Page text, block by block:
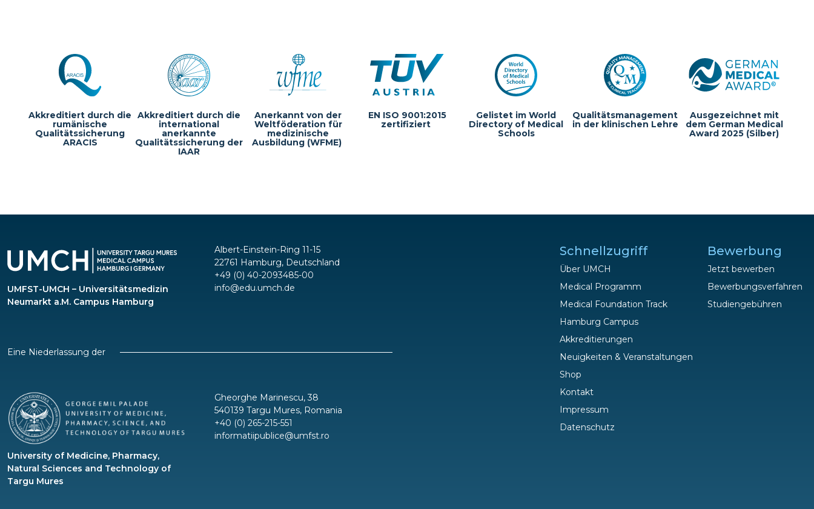
Fragen?
Wir helfen gerne!
Akkreditiert durch die
rumänische
Qualitätssicherung
ARACIS
Akkreditiert durch die
international
anerkannte
Qualitätssicherung der
IAAR
Anerkannt von der
Weltföderation für
medizinische
Ausbildung (WFME)
EN ISO 9001:2015
zertifiziert
Gelistet im World
Directory of Medical
Schools
Qualitätsmanagement
in der klinischen Lehre
Ausgezeichnet mit
dem German Medical
Award 2025 (Silber)
UMFST-UMCH – Universitätsmedizin
Neumarkt a.M. Campus Hamburg
Albert-Einstein-Ring 11-15
22761 Hamburg, Deutschland
+49 (0) 40-2093485-00
info@edu.umch.de
Eine Niederlassung der
University of Medicine, Pharmacy,
Natural Sciences and Technology of
Targu Mures
Gheorghe Marinescu, 38
540139 Targu Mures, Romania
+40 (0) 265-215-551
informatiipublice@umfst.ro
Schnellzugriff
Über UMCH
Medical Programm
Medical Foundation Track
Hamburg Campus
Akkreditierungen
Neuigkeiten & Veranstaltungen
Shop
Kontakt
Impressum
Datenschutz
Bewerbung
Jetzt bewerben
Bewerbungsverfahren
Studiengebühren